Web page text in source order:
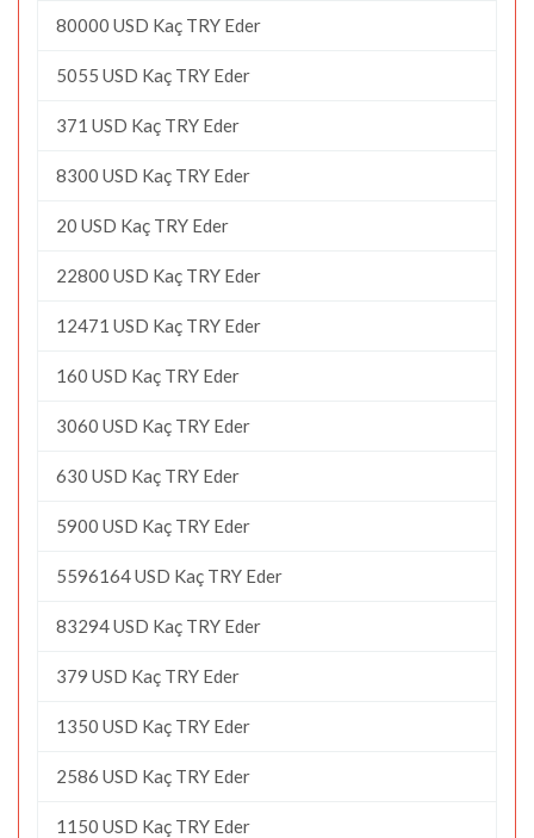
80000 USD Kaç TRY Eder
5055 USD Kaç TRY Eder
371 USD Kaç TRY Eder
8300 USD Kaç TRY Eder
20 USD Kaç TRY Eder
22800 USD Kaç TRY Eder
12471 USD Kaç TRY Eder
160 USD Kaç TRY Eder
3060 USD Kaç TRY Eder
630 USD Kaç TRY Eder
5900 USD Kaç TRY Eder
5596164 USD Kaç TRY Eder
83294 USD Kaç TRY Eder
379 USD Kaç TRY Eder
1350 USD Kaç TRY Eder
2586 USD Kaç TRY Eder
1150 USD Kaç TRY Eder